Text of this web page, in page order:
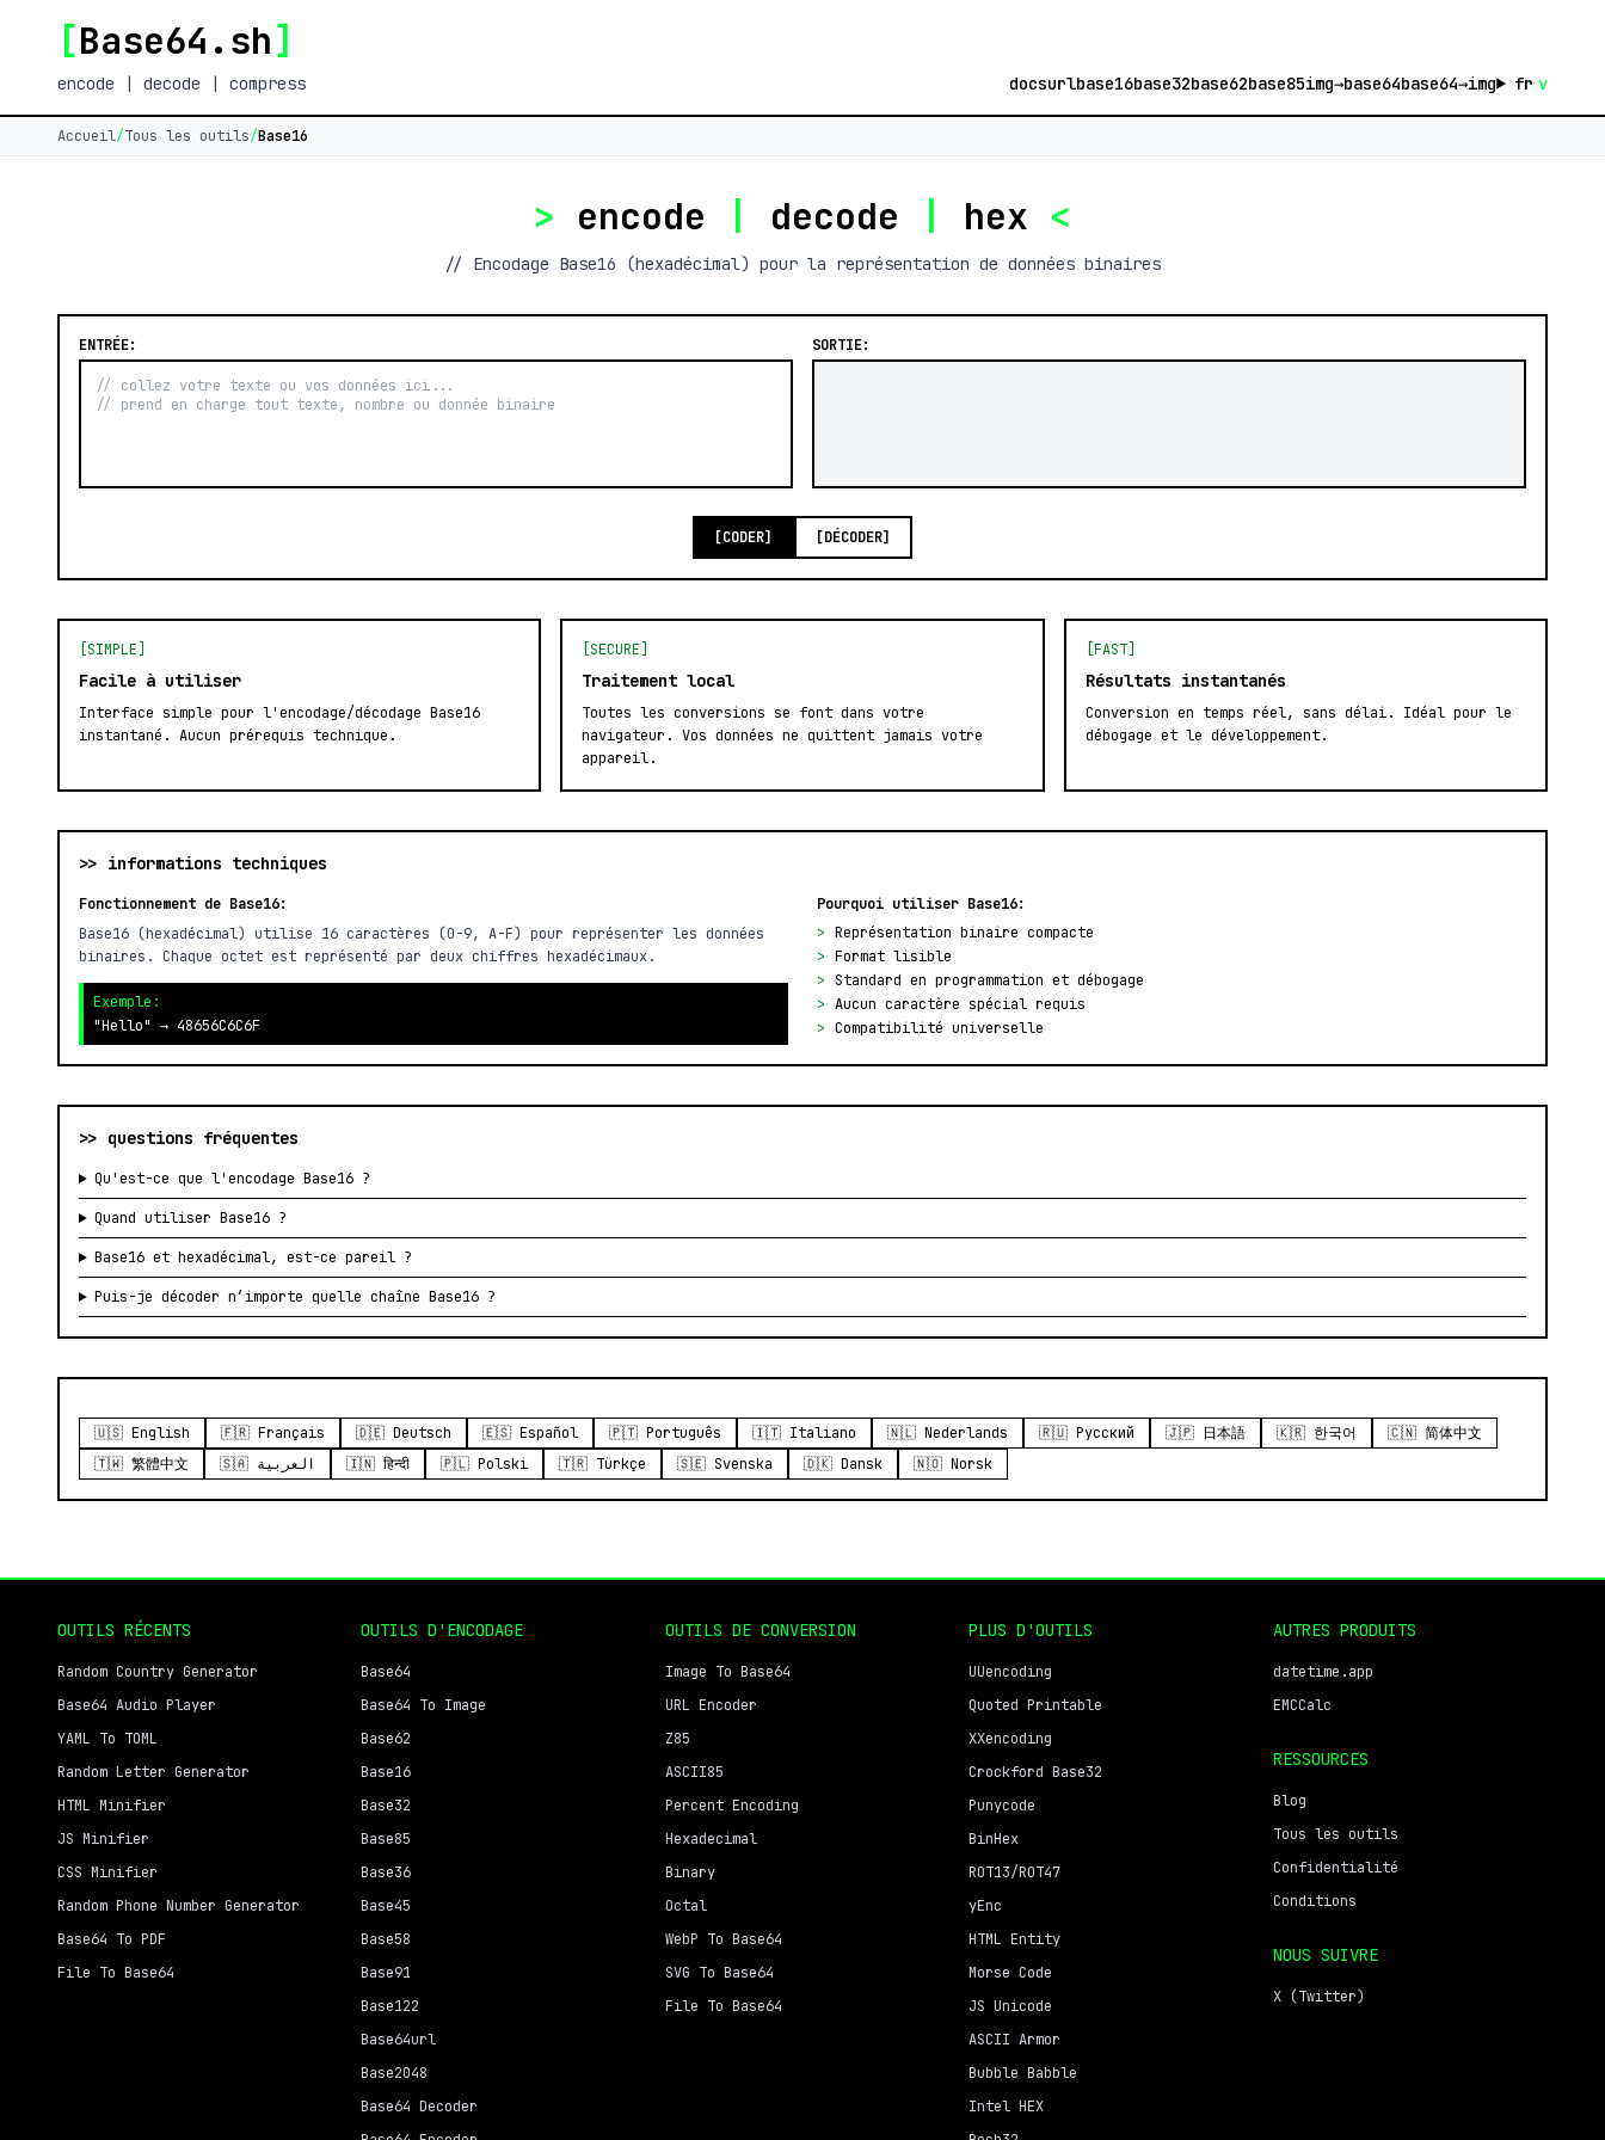
[Base64.sh]
encode | decode | compress docsurlbase16base32base62base85img→base64base64→img fr v
Accueil/Tous les outils/Base16
> encode decode hex <
// Encodage Base16 (hexadécimal) pour la représentation de données binaires
ENTRÉE: SORTIE:
[CODER] [DÉCODER]
[SIMPLE]
Facile à utiliser
Interface simple pour l'encodage/décodage Base16
instantané. Aucun prérequis technique.
[SECURE]
Traitement local
Toutes les conversions se font dans votre
navigateur. Vos données ne quittent jamais votre
appareil.
[FAST]
Résultats instantanés
Conversion en temps réel, sans délai. Idéal pour le
débogage et le développement.
>> informations techniques
Fonctionnement de Base16:
Base16 (hexadécimal) utilise 16 caractères (0-9, A-F) pour représenter les données
binaires. Chaque octet est représenté par deux chiffres hexadécimaux.
Exemple:
"Hello" → 48656C6C6F
Pourquoi utiliser Base16:
> Représentation binaire compacte
> Format lisible
>
Standard en programmation et débogage
> Aucun caractère spécial requis
> Compatibilité universelle
>> questions fréquentes
Qu'est-ce que l'encodage Base16 ?
Quand utiliser Base16 ?
Base16 et hexadécimal, est-ce pareil ?
Puis-je décoder n’importe quelle chaîne Base16 ?
🇺🇸 English 🇫🇷 Français 🇩🇪 Deutsch 🇪🇸 Español 🇵🇹 Português 🇮🇹 Italiano 🇳🇱 Nederlands 🇷🇺 Русский 🇯🇵 日本語 🇰🇷 한국어
🇨🇳 简体中文
🇹🇼 繁體中文
🇸🇦 العربية 🇮🇳 हिन्दी 🇵🇱 Polski 🇹🇷 Türkçe 🇸🇪 Svenska 🇩🇰 Dansk 🇳🇴 Norsk
OUTILS RÉCENTS
Random Country Generator
Base64 Audio Player
YAML To TOML
Random Letter Generator
HTML Minifier
JS Minifier
CSS Minifier
Random Phone Number Generator
Base64 To PDF
File To Base64
OUTILS D'ENCODAGE
Base64
Base64 To Image
Base62
Base16
Base32
Base85
Base36
Base45
Base58
Base91
Base122
Base64url
Base2048
Base64 Decoder
OUTILS DE CONVERSION
Image To Base64
URL Encoder
Z85
ASCII85
Percent Encoding
Hexadecimal
Binary
Octal
WebP To Base64
SVG To Base64
File To Base64
PLUS D'OUTILS
UUencoding
Quoted Printable
XXencoding
Crockford Base32
Punycode
BinHex
ROT13/ROT47
yEnc
HTML Entity
Morse Code
JS Unicode
ASCII Armor
Bubble Babble
Intel HEX
AUTRES PRODUITS
datetime.app
EMCCalc
RESSOURCES
Blog
Tous les outils
Confidentialité
Conditions
NOUS SUIVRE
X (Twitter)